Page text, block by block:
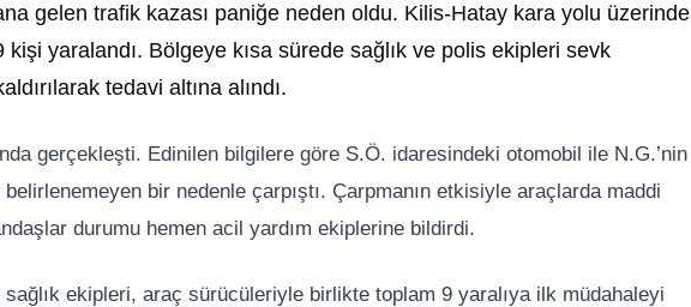
gelen trafik kazası paniğe neden oldu. Kilis-Hatay kara yolu üzerinde
kişi yaralandı. Bölgeye kısa sürede sağlık ve polis ekipleri sevk
tedavi altına alındı.
gerçekleşti. Edinilen bilgilere göre S.Ö. idaresindeki otomobil ile N.G.’nin
bir nedenle çarpıştı. Çarpmanın etkisiyle araçlarda maddi
durumu hemen acil yardım ekiplerine bildirdi.
ekipleri, araç sürücüleriyle birlikte toplam 9 yaralıya ilk müdahaleyi